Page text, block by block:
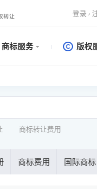
登录
商标服务 版权
商标转让费用
商标费用 国际商标